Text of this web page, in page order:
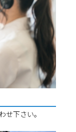
せ下さい。